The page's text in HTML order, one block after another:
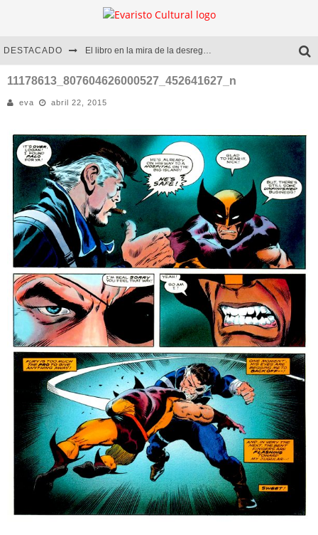
DESTACADO El libro en la mira de la desregulación
Marcelo Rubio | El llovedor
Diego Meret | Hotel Acapulco
Alejandra Correa | La nieve
11178613_807604626000527_452641627_n
eva abril 22, 2015